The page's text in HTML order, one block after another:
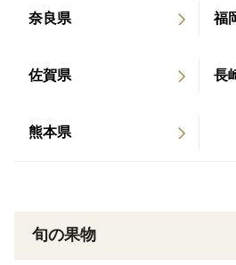
高設栽培にて生産することで衛
奈良県 福
佐賀県 長
熊本県
旬の果物